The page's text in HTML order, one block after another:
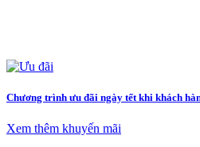
Chương trình ưu đãi ngày tết khi khách
Xem thêm khuyến mãi